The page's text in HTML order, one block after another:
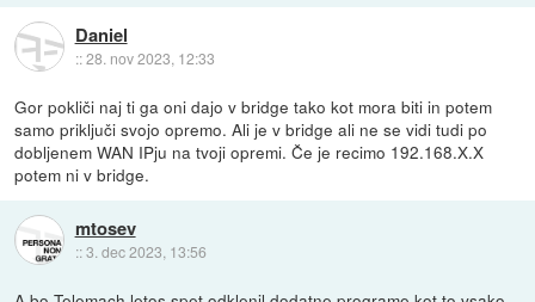
Daniel
::28. nov 2023, 12:33
Gor pokliči naj ti ga oni dajo v bridge tako kot mora biti in potem
samo priključi svojo opremo. Ali je v bridge ali ne se vidi tudi po
dobljenem WAN IPju na tvoji opremi. Če je recimo 192.168.X.X
potem ni v bridge.
mtosev
::3. dec 2023, 13:56